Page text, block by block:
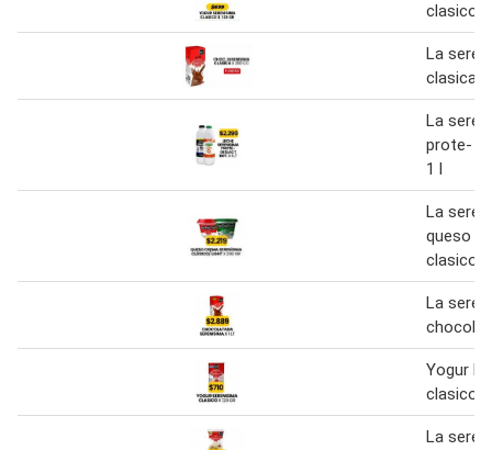
clasico
La
clasica
La
prote-
1 l
La
queso
clasico/
La
Yogur la
clasico
La